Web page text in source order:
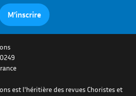
M’inscrire
est l'héritière des revues Choristes et